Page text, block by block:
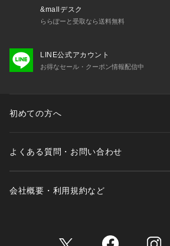
&mallデスク
ららぽーと受取なら送料無料
LINE公式アカウント
お得なセール・クーポン情報配信中
初めての方へ
よくある質問・お問い合わせ
会社概要・利用規約など